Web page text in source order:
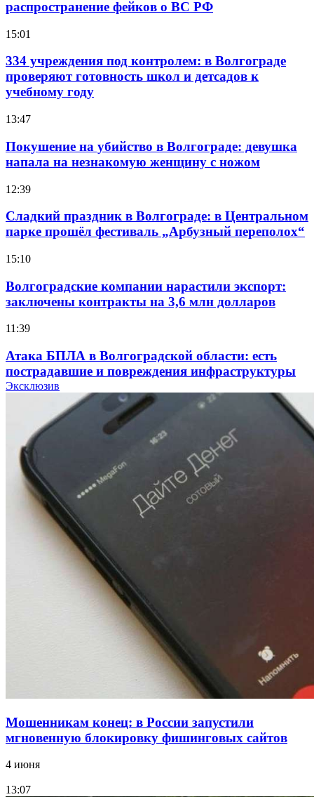
распространение фейков о ВС РФ
15:01
334 учреждения под контролем: в Волгограде
проверяют готовность школ и детсадов к
учебному году
13:47
Покушение на убийство в Волгограде: девушка
напала на незнакомую женщину с ножом
12:39
Сладкий праздник в Волгограде: в Центральном
парке прошёл фестиваль „Арбузный переполох“
15:10
Волгоградские компании нарастили экспорт:
заключены контракты на 3,6 млн долларов
11:39
Атака БПЛА в Волгоградской области: есть
пострадавшие и повреждения инфраструктуры
Волгоградские вузы в топе зарплатного
рейтинга: ВолгГТУ и ВолгГМУ вошли в топ‑15
для химической отрасли и фармацевтики
18:39
В Красноармейском районе Волгограда стартует
конкурс на ремонт моста через Волго‑Донской
судоходный канал
Фестиваль #ТриЧетыре в Волгограде пройдёт
11–13 сентября в рамках Года единства народов
Эксклюзив
Мошенникам конец: в России запустили
мгновенную блокировку фишинговых сайтов
4 июня
13:07